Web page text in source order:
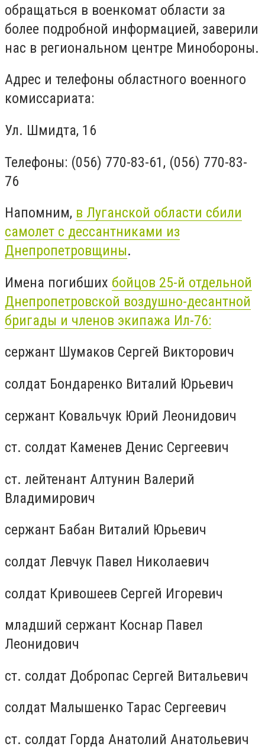
обращаться в военкомат области за
более подробной информацией, заверили
нас в региональном центре Минобороны.
Адрес и телефоны областного военного
комиссариата:
Ул. Шмидта, 16
Телефоны: (056) 770-83-61, (056) 770-83-
76
Напомним, в Луганской области сбили
самолет с дессантниками из
Днепропетровщины.
Имена погибших бойцов 25-й отдельной
Днепропетровской воздушно-десантной
бригады и членов экипажа Ил-76:
сержант Шумаков Сергей Викторович
солдат Бондаренко Виталий Юрьевич
сержант Ковальчук Юрий Леонидович
ст. солдат Каменев Денис Сергеевич
ст. лейтенант Алтунин Валерий
Владимирович
сержант Бабан Виталий Юрьевич
солдат Левчук Павел Николаевич
солдат Кривошеев Сергей Игоревич
младший сержант Коснар Павел
Леонидович
ст. солдат Добропас Сергей Витальевич
солдат Малышенко Тарас Сергеевич
ст. солдат Горда Анатолий Анатольевич